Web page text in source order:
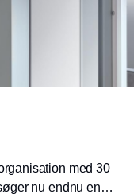
med 30
nu endnu en